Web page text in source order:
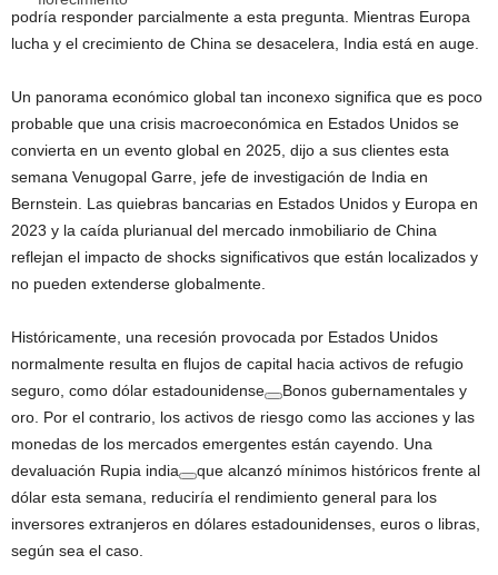
podría responder parcialmente a esta pregunta. Mientras Europa
lucha y el crecimiento de China se desacelera, India está en auge.
Un panorama económico global tan inconexo significa que es poco
probable que una crisis macroeconómica en Estados Unidos se
convierta en un evento global en 2025, dijo a sus clientes esta
semana Venugopal Garre, jefe de investigación de India en
Bernstein. Las quiebras bancarias en Estados Unidos y Europa en
2023 y la caída plurianual del mercado inmobiliario de China
reflejan el impacto de shocks significativos que están localizados y
no pueden extenderse globalmente.
Históricamente, una recesión provocada por Estados Unidos
normalmente resulta en flujos de capital hacia activos de refugio
seguro, como dólar estadounidense
Bonos gubernamentales y
oro. Por el contrario, los activos de riesgo como las acciones y las
monedas de los mercados emergentes están cayendo. Una
devaluación Rupia india
que alcanzó mínimos históricos frente al
dólar esta semana, reduciría el rendimiento general para los
inversores extranjeros en dólares estadounidenses, euros o libras,
según sea el caso.